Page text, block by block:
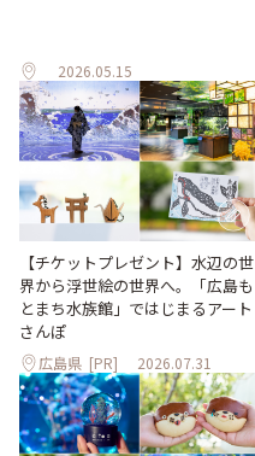
2026.05.15
【チケットプレゼント】水辺の世
界から浮世絵の世界へ。「広島も
とまち水族館」ではじまるアート
さんぽ
広島県 [PR] 2026.07.31